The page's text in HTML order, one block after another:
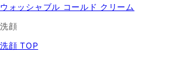
ウォッシャブル コールド クリーム
洗顔
洗顔 TOP